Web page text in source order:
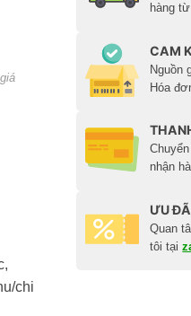
chi
hàng
CAM
Nguồn
Hóa
nhận
ƯU
Quan
tôi tại